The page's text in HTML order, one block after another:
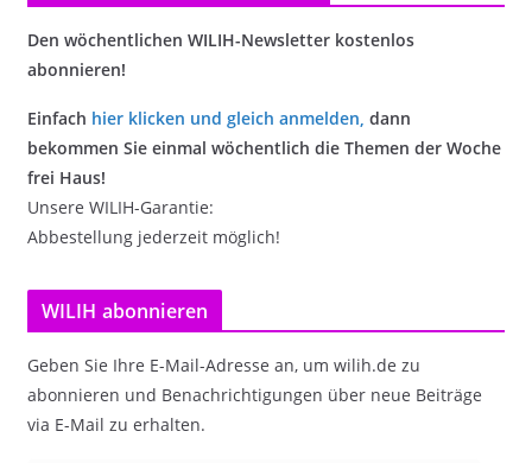
Den wöchentlichen WILIH-Newsletter kostenlos
abonnieren!
Einfach hier klicken und gleich anmelden, dann
bekommen Sie einmal wöchentlich die Themen der Woche
frei Haus!
Unsere WILIH-Garantie:
Abbestellung jederzeit möglich!
WILIH abonnieren
Geben Sie Ihre E-Mail-Adresse an, um wilih.de zu
abonnieren und Benachrichtigungen über neue Beiträge
via E-Mail zu erhalten.